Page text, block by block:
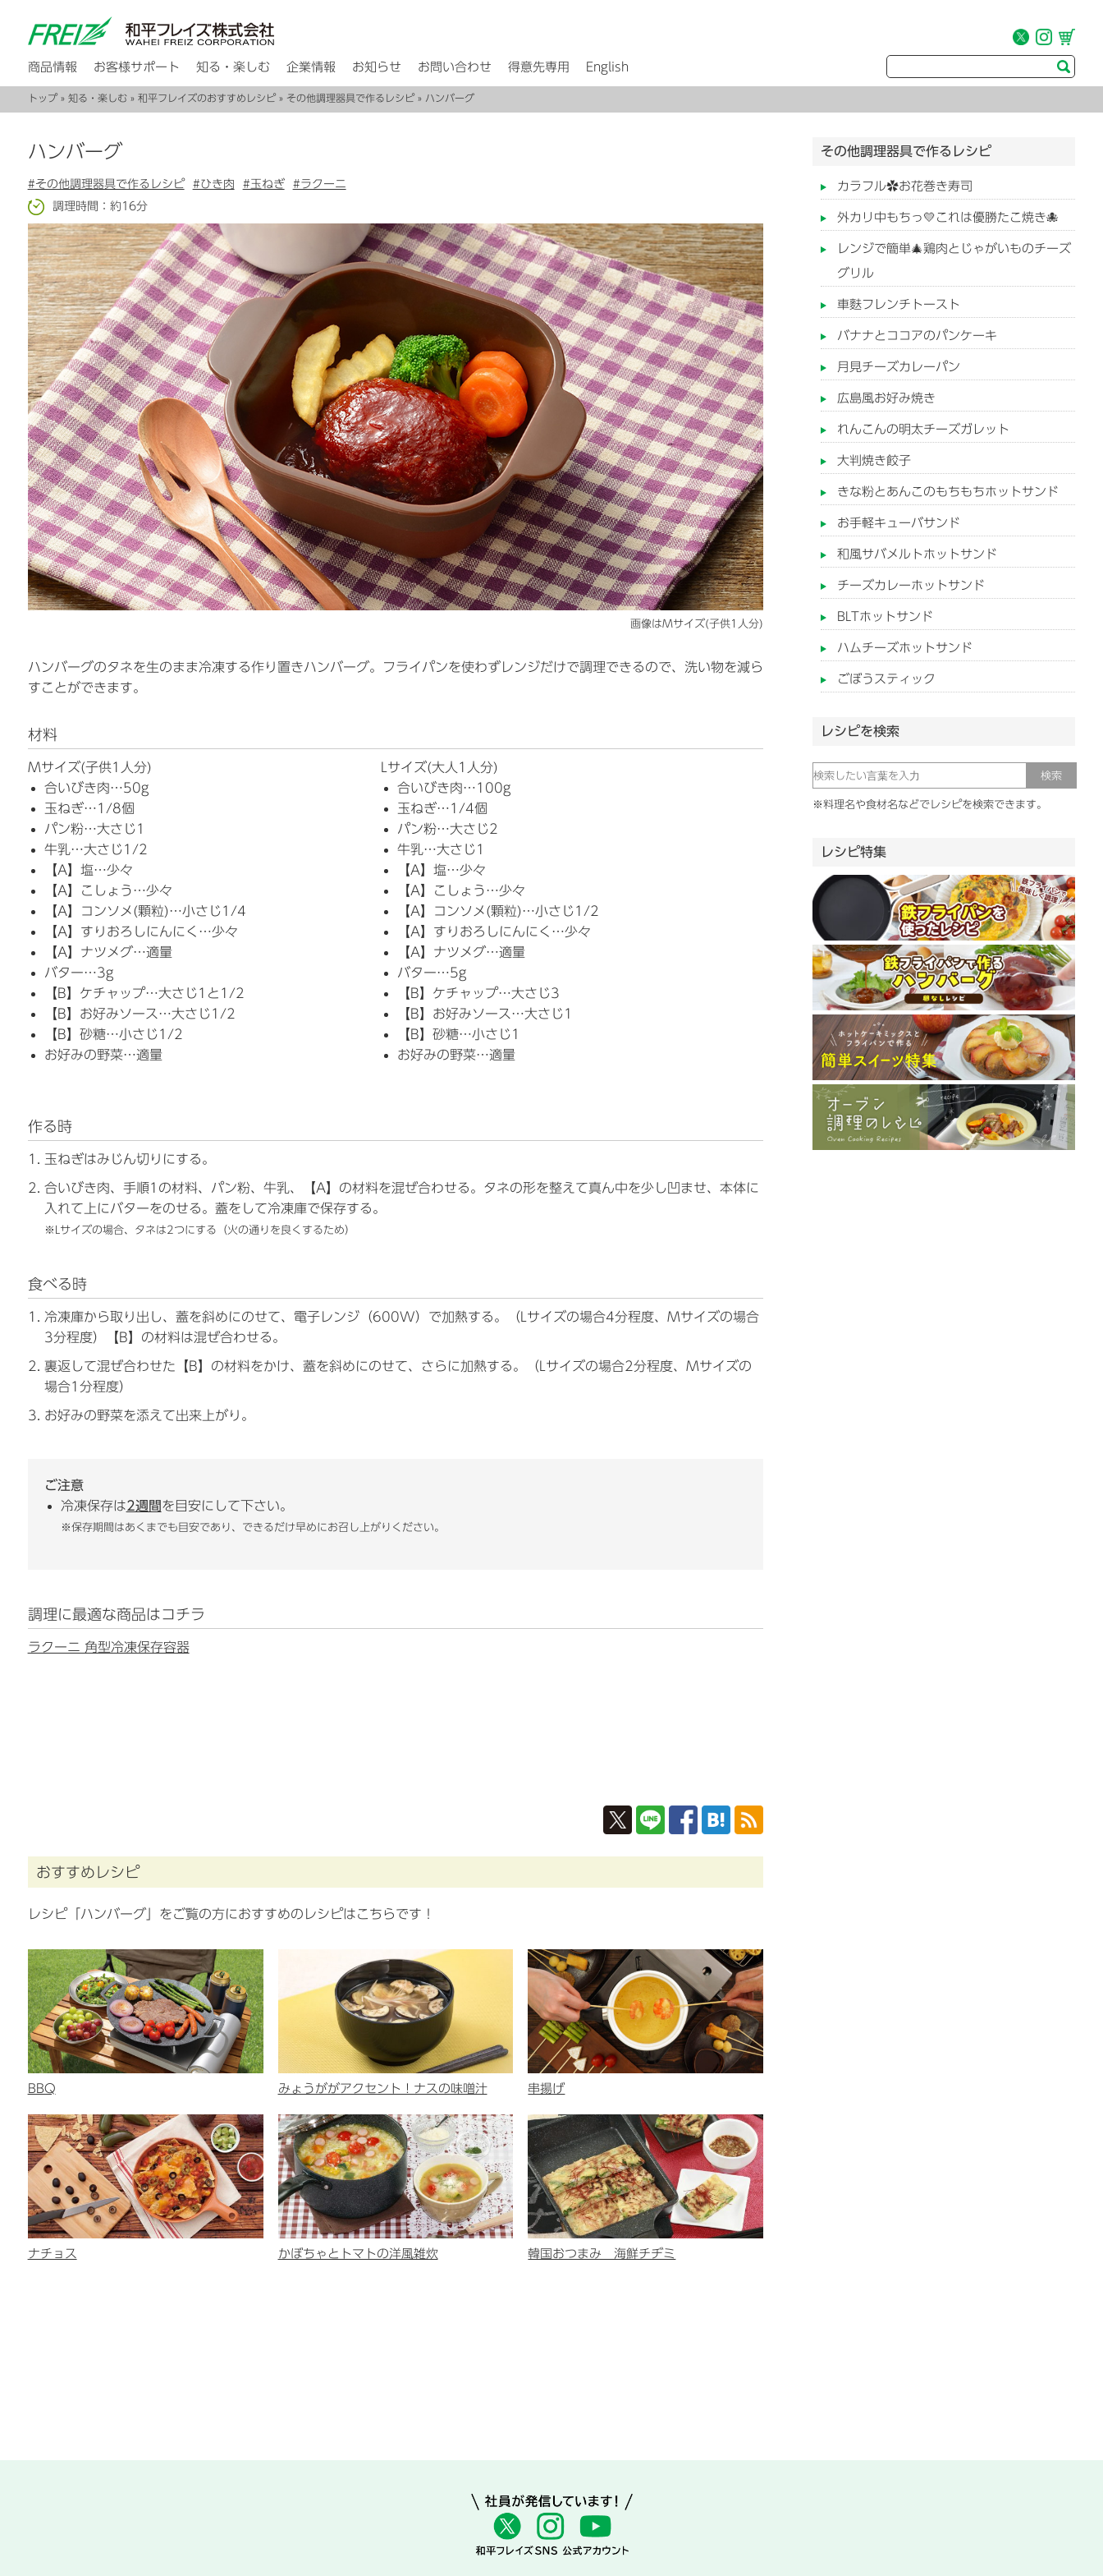
商品情報 お客様サポート 知る・楽しむ 企業情報 お知らせ お問い合わせ 得意先専用 English
トップ» 知る・楽しむ» 和平フレイズのおすすめレシピ» その他調理器具で作るレシピ» ハンバーグ
ハンバーグ
#その他調理器具で作るレシピ #ひき肉 #玉ねぎ
#ラクーニ
調理時間：約16分
画像はMサイズ(子供1人分)
ハンバーグのタネを生のまま冷凍する作り置きハンバーグ。フライパンを使わずレンジだけで調理できるので、洗い物を減ら
すことができます。
材料
Mサイズ(子供1人分)
合いびき肉…50g
玉ねぎ…1/8個
パン粉…大さじ1
牛乳…大さじ1/2
【A】塩…少々
【A】こしょう…少々
【A】コンソメ(顆粒)…小さじ1/4
【A】すりおろしにんにく…少々
【A】ナツメグ…適量
バター…3g
【B】ケチャップ…大さじ1と1/2
【B】お好みソース…大さじ1/2
【B】砂糖…小さじ1/2
お好みの野菜…適量
Lサイズ(大人1人分)
合いびき肉…100g
玉ねぎ…1/4個
パン粉…大さじ2
牛乳…大さじ1
【A】塩…少々
【A】こしょう…少々
【A】コンソメ(顆粒)…小さじ1/2
【A】すりおろしにんにく…少々
【A】ナツメグ…適量
バター…5g
【B】ケチャップ…大さじ3
【B】お好みソース…大さじ1
【B】砂糖…小さじ1
お好みの野菜…適量
作る時
玉ねぎはみじん切りにする。
合いびき肉、手順1の材料、パン粉、牛乳、【A】の材料を混ぜ合わせる。タネの形を整えて真ん中を少し凹ませ、本体に
入れて上にバターをのせる。蓋をして冷凍庫で保存する。
※Lサイズの場合、タネは2つにする（火の通りを良くするため）
食べる時
冷凍庫から取り出し、蓋を斜めにのせて、電子レンジ（600W）で加熱する。（Lサイズの場合4分程度、Mサイズの場合
3分程度）【B】の材料は混ぜ合わせる。
裏返して混ぜ合わせた【B】の材料をかけ、蓋を斜めにのせて、さらに加熱する。（Lサイズの場合2分程度、Mサイズの
場合1分程度）
お好みの野菜を添えて出来上がり。
ご注意
冷凍保存は2週間を目安にして下さい。
※保存期間はあくまでも目安であり、できるだけ早めにお召し上がりください。
調理に最適な商品はコチラ
ラクーニ 角型冷凍保存容器
おすすめレシピ
レシピ「ハンバーグ」をご覧の方におすすめのレシピはこちらです！
BBQ みょうががアクセント！ナスの味噌汁 串揚げ
ナチョス かぼちゃとトマトの洋風雑炊 韓国おつまみ 海鮮チヂミ
その他調理器具で作るレシピ
カラフル✿お花巻き寿司
外カリ中もちっ💛これは優勝たこ焼き🐙
レンジで簡単🎄鶏肉とじゃがいものチーズ
グリル
車麩フレンチトースト
バナナとココアのパンケーキ
月見チーズカレーパン
広島風お好み焼き
れんこんの明太チーズガレット
大判焼き餃子
きな粉とあんこのもちもちホットサンド
お手軽キューバサンド
和風サバメルトホットサンド
チーズカレーホットサンド
BLTホットサンド
ハムチーズホットサンド
ごぼうスティック
レシピを検索
※料理名や食材名などでレシピを検索できます。
レシピ特集